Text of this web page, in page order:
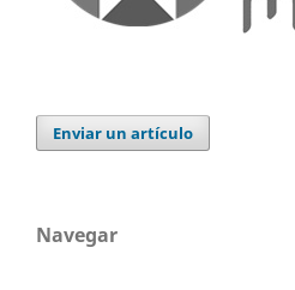
Enviar un artículo
Navegar